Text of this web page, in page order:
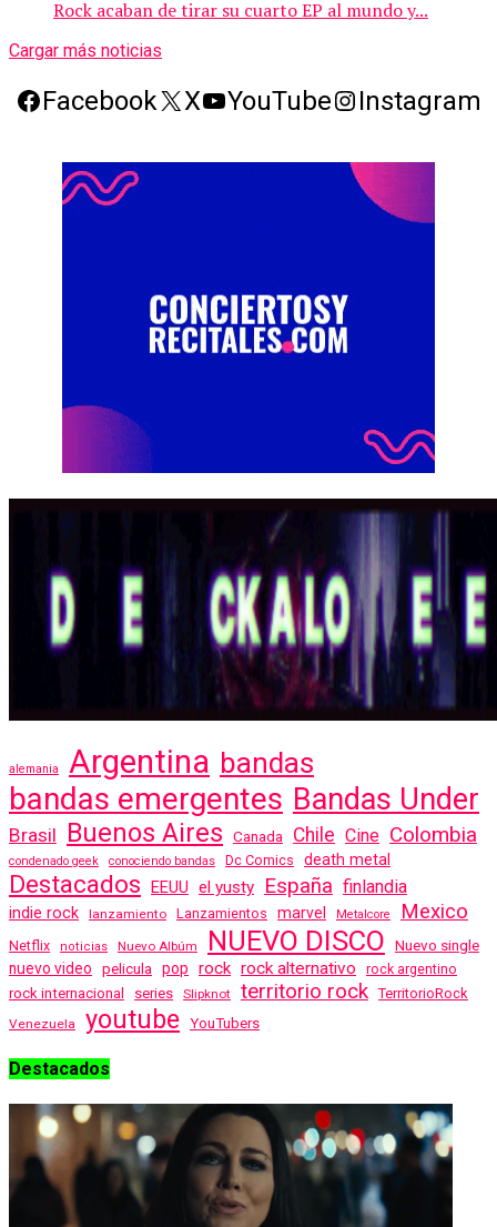
Rock acaban de tirar su cuarto EP al mundo y...
Cargar más noticias
Facebook X YouTube Instagram
alemania Argentina bandas
bandas emergentes Bandas Under
Brasil Buenos Aires Canada Chile Cine Colombia
condenado geek conociendo bandas Dc Comics death metal
Destacados EEUU el yusty España finlandia
indie rock lanzamiento Lanzamientos marvel Metalcore Mexico
Netflix noticias Nuevo Albúm NUEVO DISCO
Nuevo single
nuevo video
pelicula pop rock rock alternativo rock argentino
rock internacional series Slipknot territorio rock TerritorioRock
Venezuela youtube YouTubers
Destacados